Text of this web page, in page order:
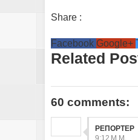
Share :
Facebook Google+
Related
60 comments:
ΡΕΠΟΡΤΕΡ
9:12 Μ.Μ.